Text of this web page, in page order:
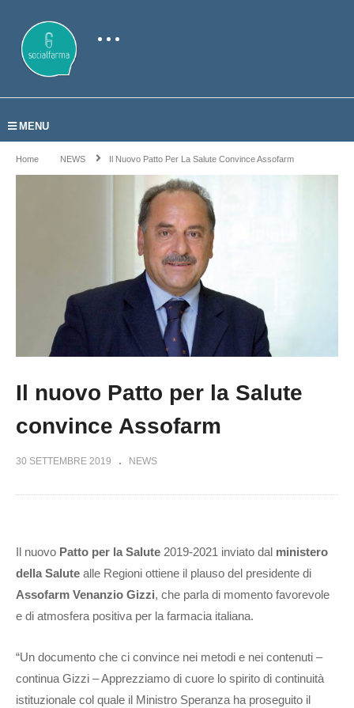
MENU
Home NEWS Il Nuovo Patto Per La Salute Convince Assofarm
Il nuovo Patto per la Salute
convince Assofarm
30 SETTEMBRE 2019 NEWS
Il nuovo Patto per la Salute 2019-2021 inviato dal ministero
della Salute alle Regioni ottiene il plauso del presidente di
Assofarm Venanzio Gizzi, che parla di momento favorevole
e di atmosfera positiva per la farmacia italiana.
“Un documento che ci convince nei metodi e nei contenuti –
continua Gizzi – Apprezziamo di cuore lo spirito di continuità
istituzionale col quale il Ministro Speranza ha proseguito il